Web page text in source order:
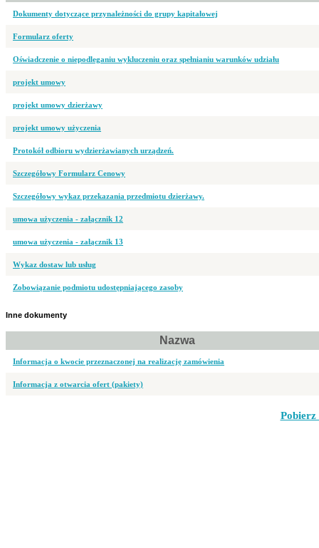
Dokumenty dotyczące przynależności do grupy kapitałowej
Formularz oferty
Oświadczenie o niepodleganiu wykluczeniu oraz spełnianiu warunków udziału
projekt umowy
projekt umowy dzierżawy
projekt umowy użyczenia
Protokół odbioru wydzierżawianych urządzeń.
Szczegółowy Formularz Cenowy
Szczegółowy wykaz przekazania przedmiotu dzierżawy.
umowa użyczenia - załącznik 12
umowa użyczenia - załącznik 13
Wykaz dostaw lub usług
Zobowiązanie podmiotu udostępniającego zasoby
Inne dokumenty
Nazwa
Informacja o kwocie przeznaczonej na realizację zamówienia
Informacja z otwarcia ofert (pakiety)
Pobierz